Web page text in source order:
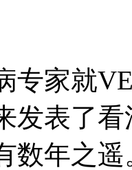
专家就
发表了
数年之